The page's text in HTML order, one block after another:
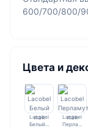
600/700/800/
Цвета и
Lacobel
Белый…
Lacobel
Перла…